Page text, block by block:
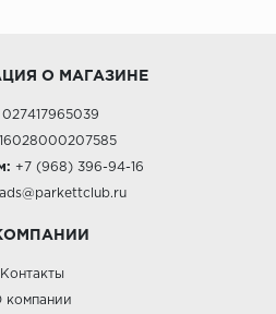
О МАГАЗИНЕ
+7 (968) 396-94-16
Контакты
компании